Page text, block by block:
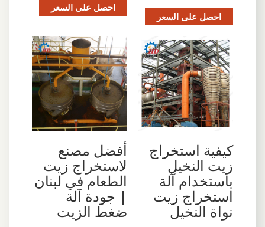
احصل على السعر
احصل على السعر
كيفية استخراج
زيت النخيل
باستخدام آلة
استخراج زيت
نواة النخيل
أفضل مصنع
لاستخراج زيت
الطعام في لبنان
| جودة آلة
ضغط الزيت